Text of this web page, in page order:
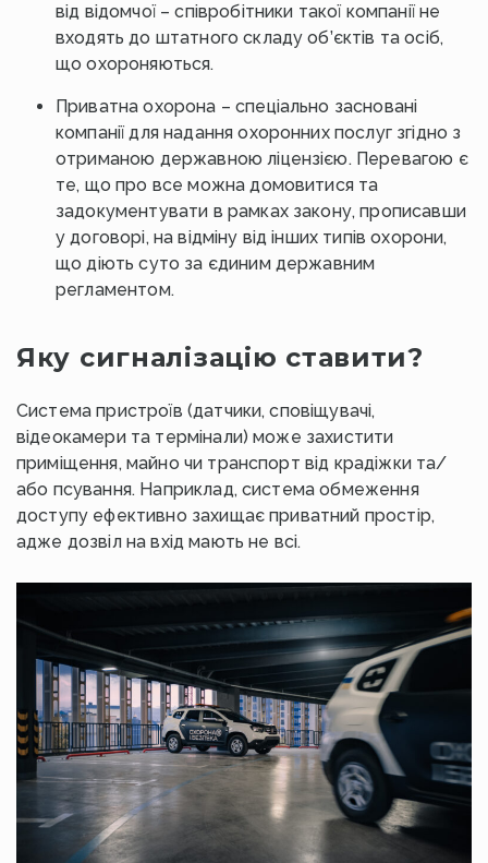
від відомчої – співробітники такої компанії не
входять до штатного складу об’єктів та осіб,
що охороняються.
Приватна охорона – спеціально засновані
компанії для надання охоронних послуг згідно з
отриманою державною ліцензією. Перевагою є
те, що про все можна домовитися та
задокументувати в рамках закону, прописавши
у договорі, на відміну від інших типів охорони,
що діють суто за єдиним державним
регламентом.
Яку сигналізацію ставити?
Система пристроїв (датчики, сповіщувачі,
відеокамери та термінали) може захистити
приміщення, майно чи транспорт від крадіжки та/
або псування. Наприклад, система обмеження
доступу ефективно захищає приватний простір,
адже дозвіл на вхід мають не всі.